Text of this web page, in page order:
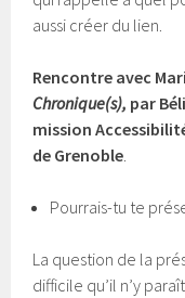
aussi créer du lien.
Rencontre avec
Chronique(s), par
mission
de Grenoble
Pourrais-tu te
La question de la
difficile qu’il n’y